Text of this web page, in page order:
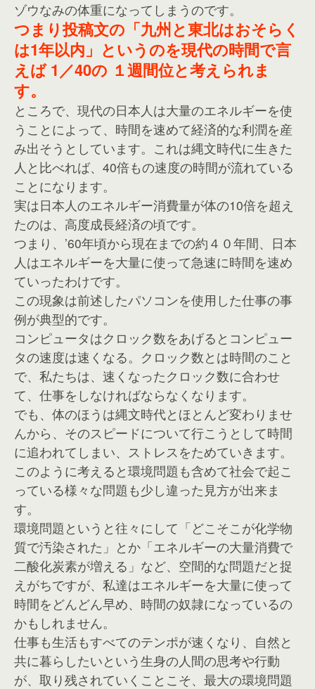
ゾウなみの体重になってしまうのです。
つまり投稿文の「九州と東北はおそらく
は1年以内」というのを現代の時間で言
えば 1／40の １週間位と考えられま
す。
ところで、現代の日本人は大量のエネルギーを使
うことによって、時間を速めて経済的な利潤を産
み出そうとしています。これは縄文時代に生きた
人と比べれば、40倍もの速度の時間が流れている
ことになります。
実は日本人のエネルギー消費量が体の10倍を超え
たのは、高度成長経済の頃です。
つまり、’60年頃から現在までの約４０年間、日本
人はエネルギーを大量に使って急速に時間を速め
ていったわけです。
この現象は前述したパソコンを使用した仕事の事
例が典型的です。
コンピュータはクロック数をあげるとコンピュー
タの速度は速くなる。クロック数とは時間のこと
で、私たちは、速くなったクロック数に合わせ
て、仕事をしなければならなくなります。
でも、体のほうは縄文時代とほとんど変わりませ
んから、そのスピードについて行こうとして時間
に追われてしまい、ストレスをためていきます。
このように考えると環境問題も含めて社会で起こ
っている様々な問題も少し違った見方が出来ま
す。
環境問題というと往々にして「どこそこが化学物
質で汚染された」とか「エネルギーの大量消費で
二酸化炭素が増える」など、空間的な問題だと捉
えがちですが、私達はエネルギーを大量に使って
時間をどんどん早め、時間の奴隷になっているの
かもしれません。
仕事も生活もすべてのテンポが速くなり、自然と
共に暮らしたいという生身の人間の思考や行動
が、取り残されていくことこそ、最大の環境問題